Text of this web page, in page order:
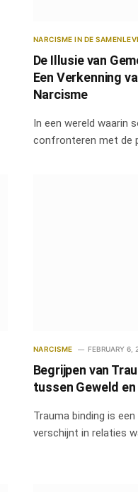
NARCISME IN DE
De Illusie van
Een Verkenning
Narcisme
In een wereld waarin
confronteren met de
NARCISME FEBRUARY 6,
Begrijpen van
tussen Geweld
Trauma binding is
verschijnt in relaties